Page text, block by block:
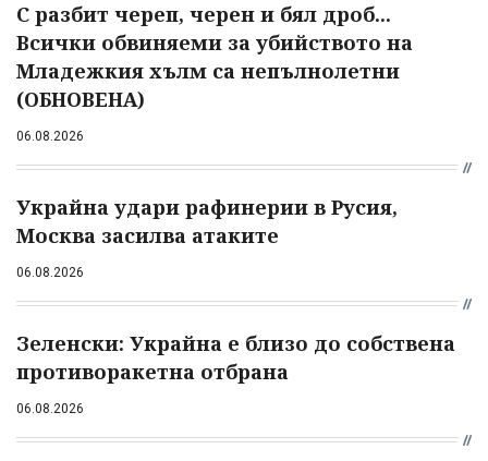
С разбит череп, черен и бял дроб...
Всички обвиняеми за убийството на
Младежкия хълм са непълнолетни
(ОБНОВЕНА)
06.08.2026
Украйна удари рафинерии в Русия,
Москва засилва атаките
06.08.2026
Зеленски: Украйна е близо до собствена
противоракетна отбрана
06.08.2026